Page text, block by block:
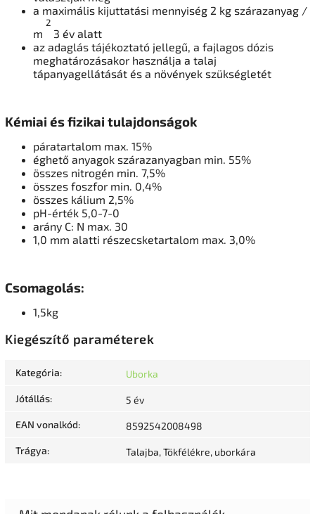
a maximális kijuttatási mennyiség 2 kg szárazanyag /
m
2
3 év alatt
az adaglás tájékoztató jellegű, a fajlagos dózis
meghatározásakor használja a talaj
tápanyagellátását és a növények szükségletét
Kémiai és fizikai tulajdonságok
páratartalom max. 15%
éghető anyagok szárazanyagban min. 55%
összes nitrogén min. 7,5%
összes foszfor min. 0,4%
összes kálium 2,5%
pH-érték 5,0-7-0
arány C: N max. 30
1,0 mm alatti részecsketartalom max. 3,0%
Csomagolás:
1,5kg
Kiegészítő paraméterek
Kategória: Uborka
Jótállás: 5 év
EAN vonalkód: 8592542008498
Trágya: Talajba, Tökfélékre, uborkára